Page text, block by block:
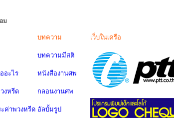
ม
อะไร
งหรีด
ค่าพวงหรีด
บทความ
บทความมีสติ
หนังสืองานศพ
กลอนงานศพ
อัลบั้มรูป
เว็บในเครือ